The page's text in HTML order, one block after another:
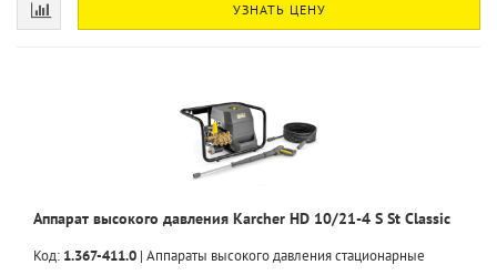
УЗНАТЬ ЦЕНУ
Аппарат высокого давления Karcher HD 10/21-4 S St Classic
Код: 1.367-411.0 | Аппараты высокого давления стационарные